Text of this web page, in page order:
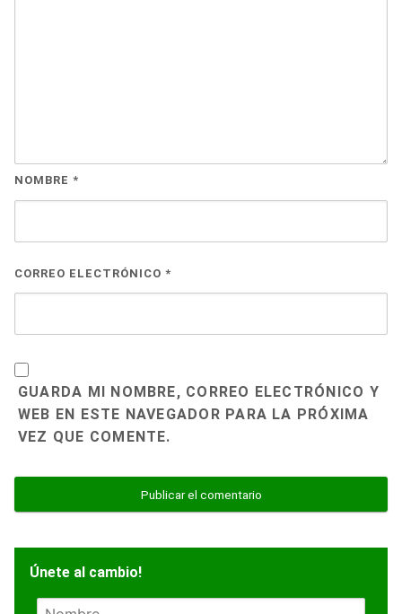
NOMBRE *
CORREO ELECTRÓNICO *
GUARDA MI NOMBRE, CORREO ELECTRÓNICO Y
WEB EN ESTE NAVEGADOR PARA LA PRÓXIMA
VEZ QUE COMENTE.
Únete al cambio!
N